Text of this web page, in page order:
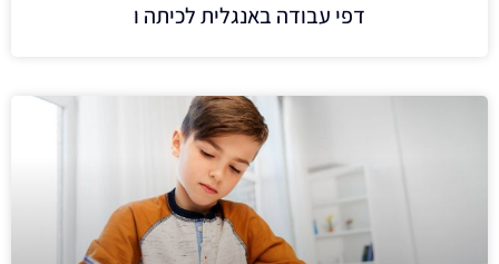
דפי עבודה באנגלית לכיתה ו